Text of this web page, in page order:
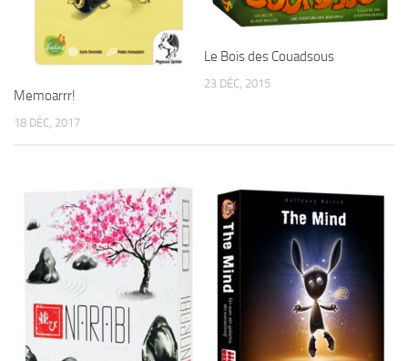
Memoarrr!
18 DÉC, 2017
Le Bois des Couadsous
23 DÉC, 2015